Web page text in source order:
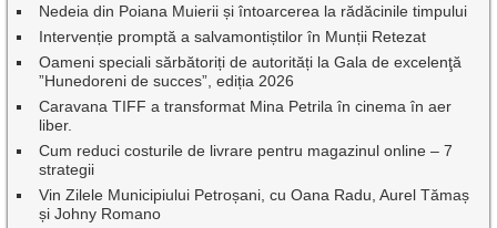
Nedeia din Poiana Muierii și întoarcerea la rădăcinile timpului
Intervenție promptă a salvamontiștilor în Munții Retezat
Oameni speciali sărbătoriți de autorități la Gala de excelenţă
”Hunedoreni de succes”, ediția 2026
Caravana TIFF a transformat Mina Petrila în cinema în aer
liber.
Cum reduci costurile de livrare pentru magazinul online – 7
strategii
Vin Zilele Municipiului Petroșani, cu Oana Radu, Aurel Tămaș
și Johny Romano